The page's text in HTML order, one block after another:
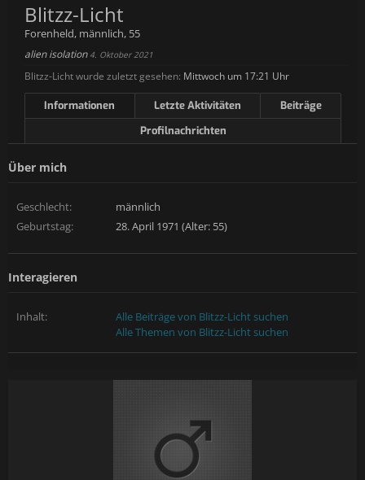
Blitzz-Licht
Forenheld, männlich, 55
alien isolation 4. Oktober 2021
Blitzz-Licht wurde zuletzt gesehen: Mittwoch um 17:21 Uhr
Informationen Letzte Aktivitäten
Beiträge
Profilnachrichten
Über mich
Geschlecht:
männlich
Geburtstag:
28. April 1971 (Alter: 55)
Interagieren
Inhalt:
Alle Beiträge von Blitzz-Licht suchen
Alle Themen von Blitzz-Licht suchen